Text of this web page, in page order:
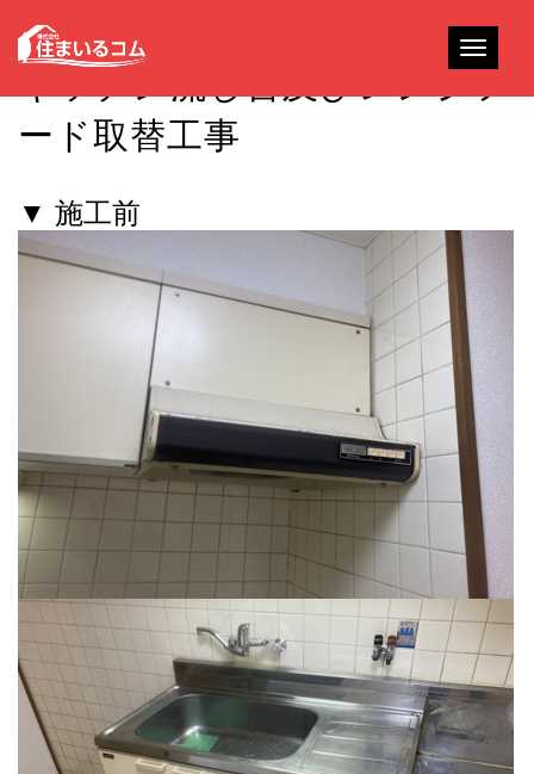
Toggle
キッチン流し台及びレンジフ
ード取替工事
▼ 施工前